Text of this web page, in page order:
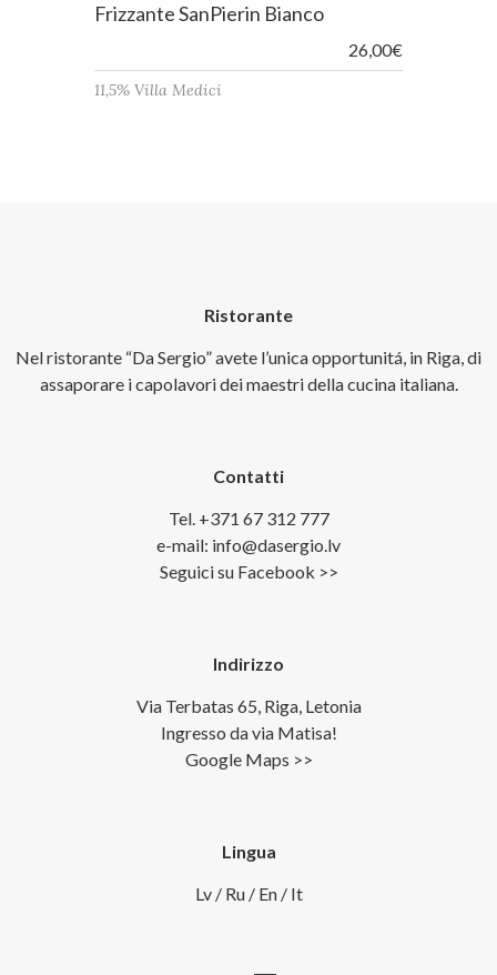
Frizzante SanPierin Bianco
26,00€
11,5% Villa Medici
Ristorante
Nel ristorante “Da Sergio” avete l’unica opportunitá, in Riga, di
assaporare i capolavori dei maestri della cucina italiana.
Contatti
Tel. +371 67 312 777
e-mail: info@dasergio.lv
Seguici su Facebook >>
Indirizzo
Via Terbatas 65, Riga, Letonia
Ingresso da via Matisa!
Google Maps >>
Lingua
Lv/ Ru/ En/ It